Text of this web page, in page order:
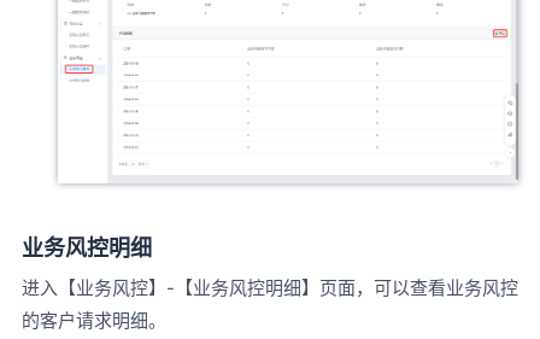
业务风控明细
进入【业务风控】-【业务风控明细】页面，可以查看业务风控
的客户请求明细。